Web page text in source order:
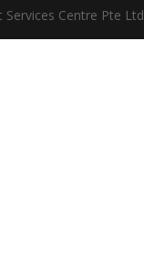
Centre Pte Ltd